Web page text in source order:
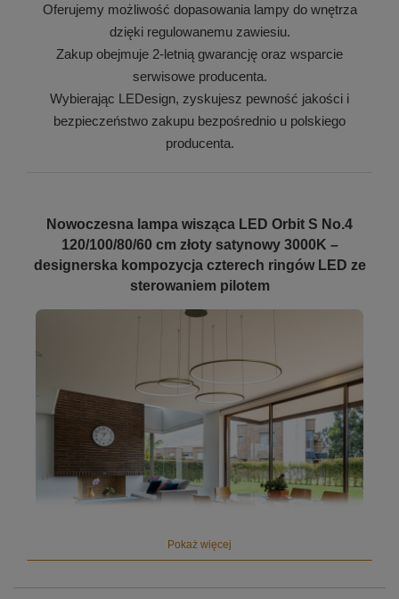
Oferujemy możliwość dopasowania lampy do wnętrza
dzięki regulowanemu zawiesiu.
Zakup obejmuje 2-letnią gwarancję oraz wsparcie
serwisowe producenta.
Wybierając LEDesign, zyskujesz pewność jakości i
bezpieczeństwo zakupu bezpośrednio u polskiego
producenta.
Nowoczesna lampa wisząca LED Orbit S No.4
120/100/80/60 cm złoty satynowy 3000K –
designerska kompozycja czterech ringów LED ze
sterowaniem pilotem
Pokaż więcej